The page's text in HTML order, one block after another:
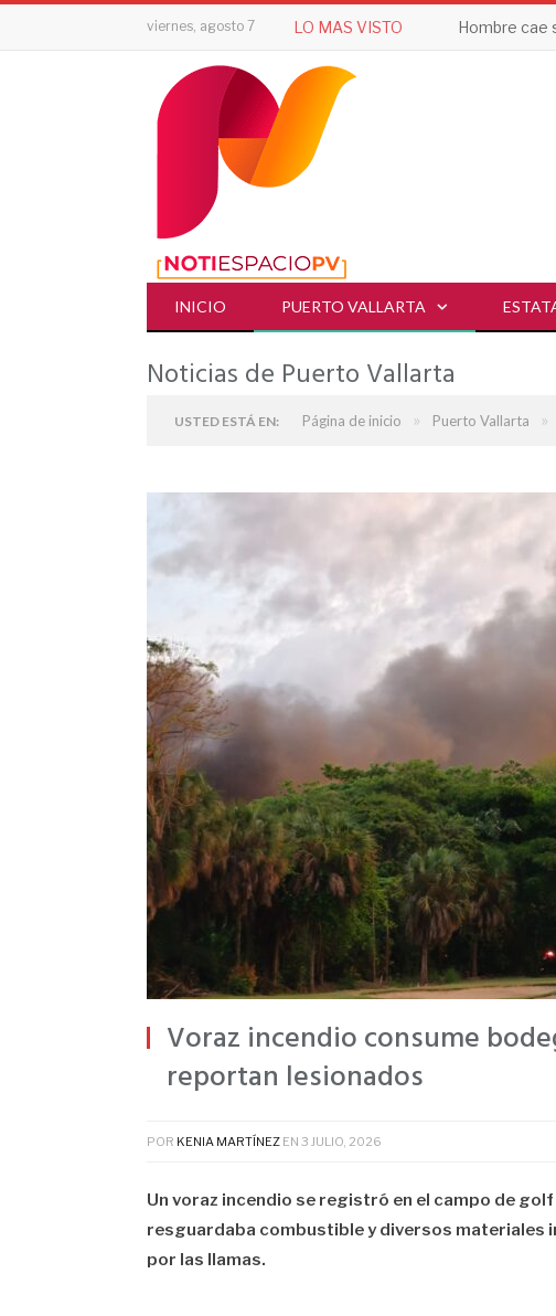
viernes, agosto 7 LO MAS VISTO
INICIO PUERTO VALLARTA
Noticias de Puerto Vallarta
USTED ESTÁ EN: Página de inicio » Puerto Vallarta »
Voraz incendio consume
reportan lesionados
POR KENIA MARTÍNEZ EN 3 JULIO, 2026
Un voraz incendio se registró en el campo de
resguardaba combustible y diversos materiales
por las llamas.